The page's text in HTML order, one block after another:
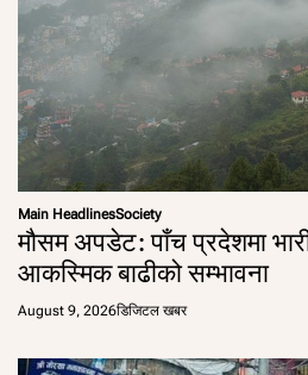
Main HeadlinesSociety
मौसम अपडेट: पाँच प्रदेशमा भारी
आकस्मिक बाढीको सम्भावना
August 9, 2026डिजिटल खबर